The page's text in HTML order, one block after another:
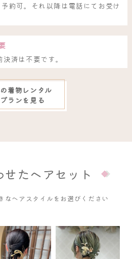
約可。それ以降は電話にてお受け
済は不要です。
着物レンタル
ランを見る
たヘアセット
なヘアスタイルをお選びください